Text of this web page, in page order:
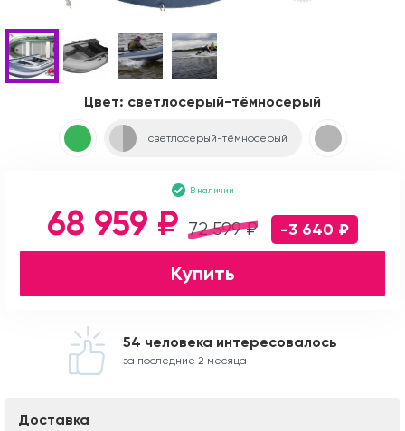
Цвет: светлосерый-тёмносерый
светлосерый-тёмносерый
В наличии
72 599 ₽
68 959 ₽ -3 640 ₽
Купить
54 человека интересовалось
за последние 2 месяца
Доставка